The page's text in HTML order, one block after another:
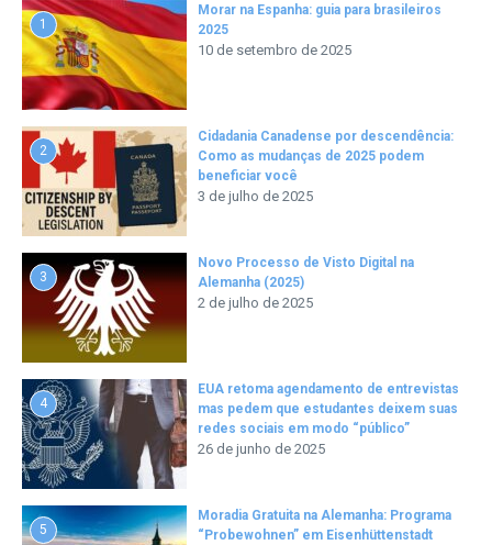
1
Morar na Espanha: guia para brasileiros
2025
10 de setembro de 2025
2
Cidadania Canadense por descendência:
Como as mudanças de 2025 podem
beneficiar você
3 de julho de 2025
3
Novo Processo de Visto Digital na
Alemanha (2025)
2 de julho de 2025
4
EUA retoma agendamento de entrevistas
mas pedem que estudantes deixem suas
redes sociais em modo “público”
26 de junho de 2025
5
Moradia Gratuita na Alemanha: Programa
“Probewohnen” em Eisenhüttenstadt